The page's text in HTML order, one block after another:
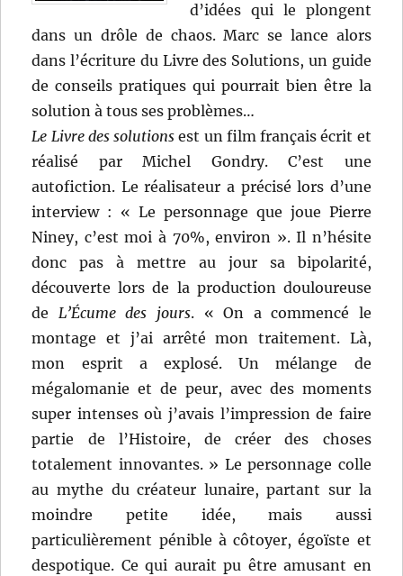
d’idées qui le plongent
dans un drôle de chaos. Marc se lance alors
dans l’écriture du Livre des Solutions, un guide
de conseils pratiques qui pourrait bien être la
solution à tous ses problèmes…
Le Livre des solutions est un film français écrit et
réalisé par Michel Gondry. C’est une
autofiction. Le réalisateur a précisé lors d’une
interview : « Le personnage que joue Pierre
Niney, c’est moi à 70%, environ ». Il n’hésite
donc pas à mettre au jour sa bipolarité,
découverte lors de la production douloureuse
de L’Écume des jours. « On a commencé le
montage et j’ai arrêté mon traitement. Là,
mon esprit a explosé. Un mélange de
mégalomanie et de peur, avec des moments
super intenses où j’avais l’impression de faire
partie de l’Histoire, de créer des choses
totalement innovantes. » Le personnage colle
au mythe du créateur lunaire, partant sur la
moindre petite idée, mais aussi
particulièrement pénible à côtoyer, égoïste et
despotique. Ce qui aurait pu être amusant en